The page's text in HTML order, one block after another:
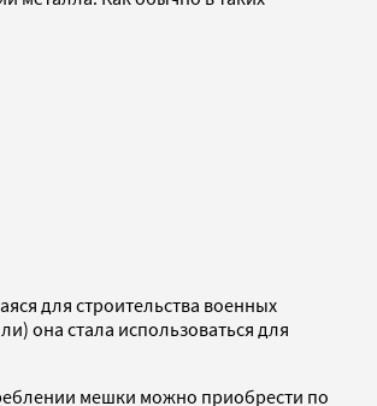
для строительства военных
она стала использоваться для
мешки можно приобрести по